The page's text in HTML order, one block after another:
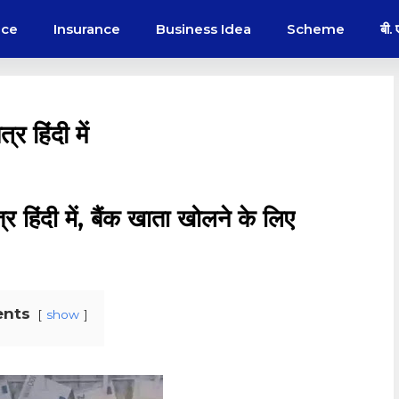
Insurance Business Idea Scheme बी.
हिंदी में
हिंदी में, बैंक खाता खोलने के लिए
show